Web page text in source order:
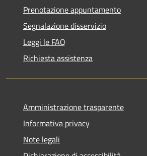
Prenotazione appuntamento
Segnalazione disservizio
Leggi le FAQ
Richiesta assistenza
Amministrazione trasparente
Informativa privacy
Note legali